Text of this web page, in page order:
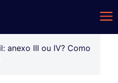
anexo III ou IV? Como